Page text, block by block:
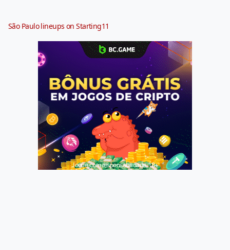
São Paulo lineups on Starting11
Jogue com responsabilidade. 18+